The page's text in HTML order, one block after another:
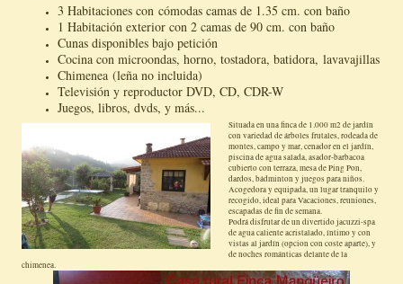
3 Habitaciones con cómodas camas de 1.35 cm. con baño
1 Habitación exterior con 2 camas de 90 cm. con baño
Cunas disponibles bajo petición
Cocina con microondas, horno, tostadora, batidora, lavavajillas
Chimenea (leña no incluida)
Televisión y reproductor DVD, CD, CDR-W
Juegos, libros, dvds, y más...
Situada en una finca de 1.000 m2 de jardín
con variedad de árboles frutales, rodeada de
montes, campo y mar, cenador en el jardín,
piscina de agua salada, asador-barbacoa
cubierto con terraza, mesa de Ping Pon,
dardos, bádminton y juegos para niños.
Acogedora y equipada, un lugar tranquilo y
recogido, ideal para Vacaciones, reuniones,
escapadas de fin de semana.
Podrá disfrutar de un divertido jacuzzi-spa
de agua caliente acristalado, íntimo y con
vistas al jardín (opcion con coste aparte), y
de noches románticas delante de la
chimenea.